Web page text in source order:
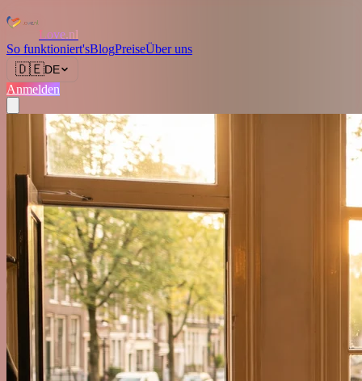
Love.nl
So funktioniert'sBlogPreiseÜber uns
🇩🇪DE
Anmelden